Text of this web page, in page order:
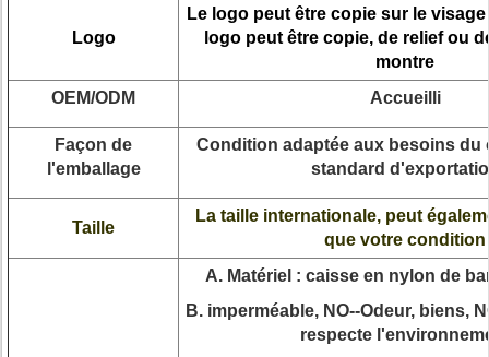
Logo
Le logo peut être copie sur le
logo peut être copie, de relief ou
montre
OEM/ODM
Accueilli
Façon de
l'emballage
Condition adaptée aux besoins du
standard
Taille
La taille internationale, peut
que votre condition
A. Matériel : caisse en nylon de
B. imperméable, NO--Odeur, biens,
respecte